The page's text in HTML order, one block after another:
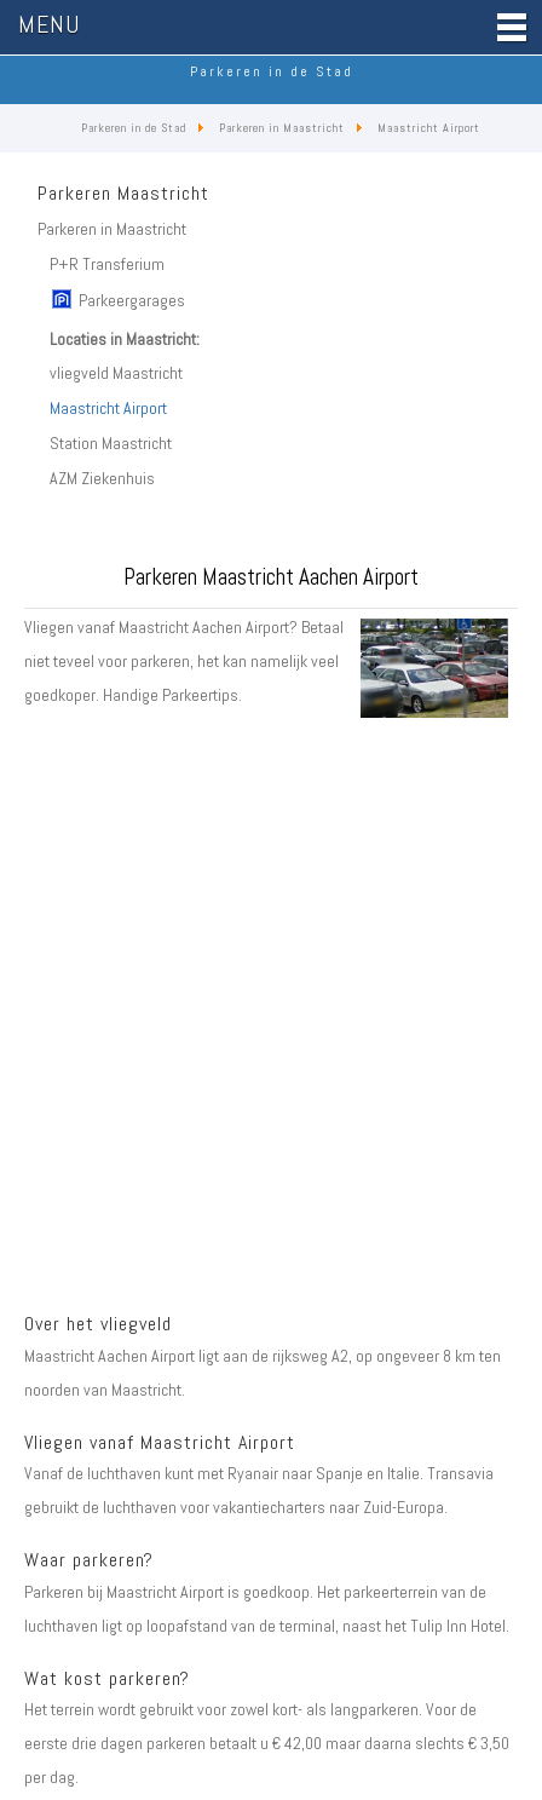
MENU
Parkeren in de Stad
Parkeren in de Stad Parkeren in Maastricht Maastricht Airport
Parkeren Maastricht
Parkeren in Maastricht
P+R Transferium
Parkeergarages
Locaties in Maastricht:
vliegveld Maastricht
Maastricht Airport
Station Maastricht
AZM Ziekenhuis
Parkeren Maastricht Aachen Airport
Vliegen vanaf Maastricht Aachen Airport? Betaal
niet teveel voor parkeren, het kan namelijk veel
goedkoper. Handige Parkeertips.
Over het vliegveld
Maastricht Aachen Airport ligt aan de rijksweg A2, op ongeveer 8 km ten
noorden van Maastricht.
Vliegen vanaf Maastricht Airport
Vanaf de luchthaven kunt met Ryanair naar Spanje en Italie. Transavia
gebruikt de luchthaven voor vakantiecharters naar Zuid-Europa.
Waar parkeren?
Parkeren bij Maastricht Airport is goedkoop. Het parkeerterrein van de
luchthaven ligt op loopafstand van de terminal, naast het Tulip Inn Hotel.
Wat kost parkeren?
Het terrein wordt gebruikt voor zowel kort- als langparkeren. Voor de
eerste drie dagen parkeren betaalt u € 42,00 maar daarna slechts € 3,50
per dag.